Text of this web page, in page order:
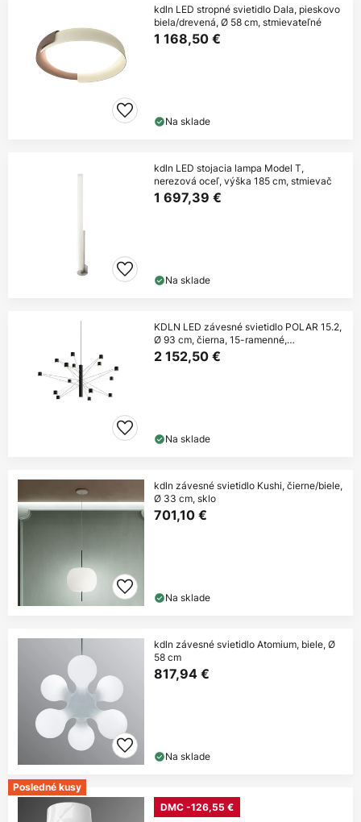
kdln LED stropné svietidlo Dala, pieskovo
biela/drevená, Ø 58 cm, stmievateľné
1 168,50 €
Na sklade
kdln LED stojacia lampa Model T,
nerezová oceľ, výška 185 cm, stmievač
1 697,39 €
Na sklade
KDLN LED závesné svietidlo POLAR 15.2,
Ø 93 cm, čierna, 15-ramenné,
stmievateľné
2 152,50 €
Na sklade
kdln závesné svietidlo Kushi, čierne/biele,
Ø 33 cm, sklo
701,10 €
Na sklade
kdln závesné svietidlo Atomium, biele, Ø
58 cm
817,94 €
Na sklade
Posledné kusy
DMC -126,55 €